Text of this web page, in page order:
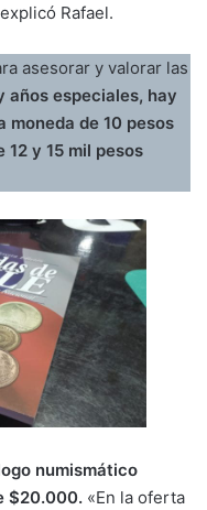
Rafael.
asesorar y valorar las
años especiales, hay
moneda de 10 pesos
12 y 15 mil pesos
numismático
$20.000. «En la oferta